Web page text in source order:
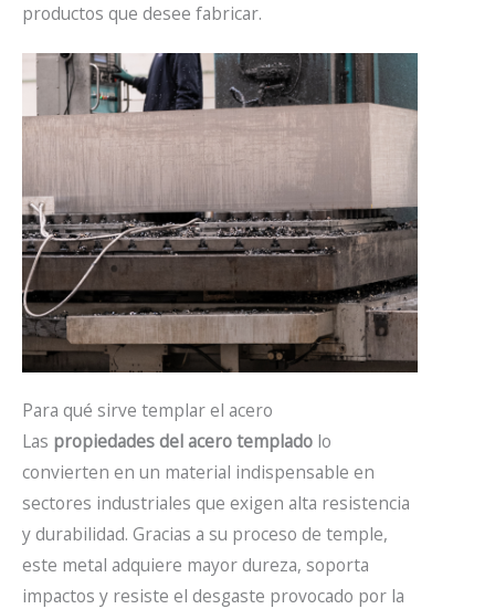
productos que desee fabricar.
Para qué sirve templar el acero
Las propiedades del acero templado lo
convierten en un material indispensable en
sectores industriales que exigen alta resistencia
y durabilidad. Gracias a su proceso de temple,
este metal adquiere mayor dureza, soporta
impactos y resiste el desgaste provocado por la